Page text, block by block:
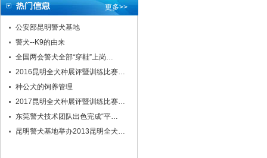
更多>>
公安部昆明警犬基地
警犬--K9的由来
全国两会警犬全部“穿鞋”上岗…
2016昆明全犬种展评暨训练比赛…
种公犬的饲养管理
2017昆明全犬种展评暨训练比赛…
东莞警犬技术团队出色完成“平…
昆明警犬基地举办2013昆明全犬…